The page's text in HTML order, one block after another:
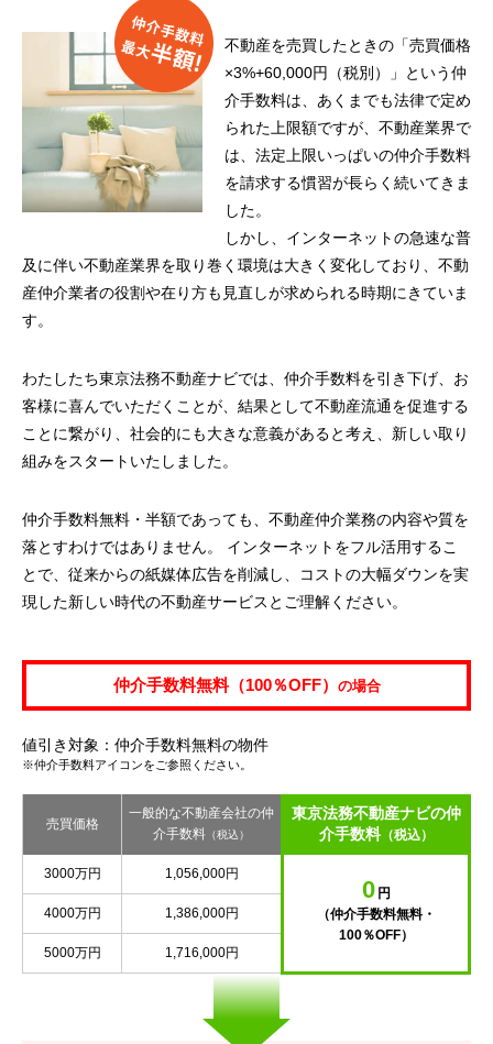
不動産を売買したときの「売買価格
×3%+60,000円（税別）」という仲
介手数料は、あくまでも法律で定め
られた上限額ですが、不動産業界で
は、法定上限いっぱいの仲介手数料
を請求する慣習が長らく続いてきま
した。
しかし、インターネットの急速な普
及に伴い不動産業界を取り巻く環境は大きく変化しており、不動
産仲介業者の役割や在り方も見直しが求められる時期にきていま
す。
わたしたち東京法務不動産ナビでは、仲介手数料を引き下げ、お
客様に喜んでいただくことが、結果として不動産流通を促進する
ことに繋がり、社会的にも大きな意義があると考え、新しい取り
組みをスタートいたしました。
仲介手数料無料・半額であっても、不動産仲介業務の内容や質を
落とすわけではありません。 インターネットをフル活用するこ
とで、従来からの紙媒体広告を削減し、コストの大幅ダウンを実
現した新しい時代の不動産サービスとご理解ください。
仲介手数料無料（100％OFF） の場合
値引き対象：仲介手数料無料の物件
※仲介手数料アイコンをご参照ください。
売買価格
一般的な不動産会社の仲
介手数料 （税込）
東京法務不動産ナビの仲
介手数料（税込）
3000万円 1,056,000円
0 円
（仲介手数料無料・
100％OFF）
4000万円 1,386,000円
5000万円 1,716,000円